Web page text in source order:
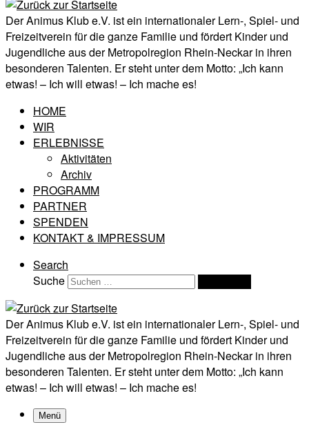
Der Animus Klub e.V. ist ein internationaler Lern-, Spiel- und
Freizeitverein für die ganze Familie und fördert Kinder und
Jugendliche aus der Metropolregion Rhein-Neckar in ihren
besonderen Talenten. Er steht unter dem Motto: „Ich kann
etwas! – Ich will etwas! – Ich mache es!
HOME
WIR
ERLEBNISSE
Aktivitäten
Archiv
PROGRAMM
PARTNER
SPENDEN
KONTAKT & IMPRESSUM
Search
Suche
Der Animus Klub e.V. ist ein internationaler Lern-, Spiel- und
Freizeitverein für die ganze Familie und fördert Kinder und
Jugendliche aus der Metropolregion Rhein-Neckar in ihren
besonderen Talenten. Er steht unter dem Motto: „Ich kann
etwas! – Ich will etwas! – Ich mache es!
Menü